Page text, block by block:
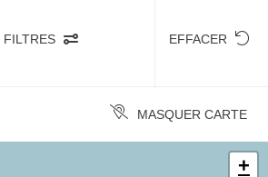
FILTRES EFFACER
MASQUER CARTE
+